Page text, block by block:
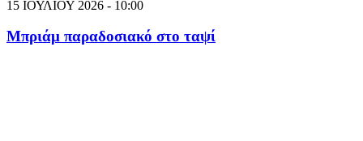
15 ΙΟΥΛΙΟΥ 2026 - 10:00
Μπριάμ παραδοσιακό στο ταψί